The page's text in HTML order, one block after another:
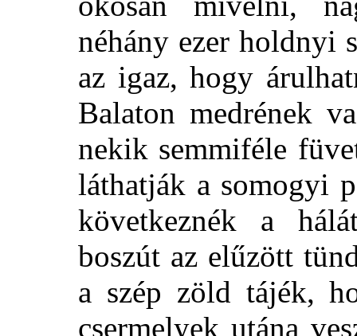
néhány ezer holdnyi
az igaz, hogy
Balaton medrének
nekik semmiféle
láthatják a somogyi
következnék a
boszút az elűzött
a szép zöld tájék,
csermelyek utána